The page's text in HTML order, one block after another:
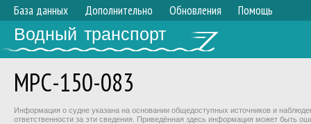
База данных Дополнительно Обновления Помощь
Водный транспорт
МРС-150-083
Информация о судне указана на основании общедоступных источников и
ответственности за эти сведения. Приведённая здесь информация может быть